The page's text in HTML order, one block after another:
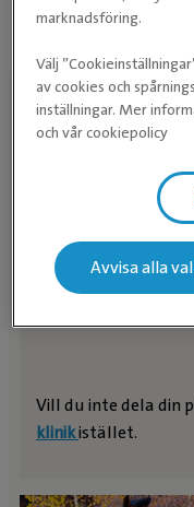
Vill du inte dela din
klinikistället.
marknadsföring.
Välj
av cookies och
inställningar. Mer
och vår cookiepolicy
Avvisa alla